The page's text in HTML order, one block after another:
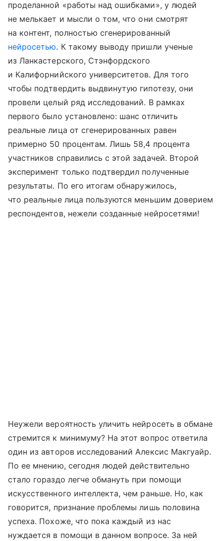
проделанной «работы над ошибками», у людей
не мелькает и мысли о том, что они смотрят
на контент, полностью сгенерированный
нейросетью. К такому выводу пришли ученые
из Ланкастерского, Стэнфордского
и Калифорнийского университетов. Для того
чтобы подтвердить выдвинутую гипотезу, они
провели целый ряд исследований. В рамках
первого было установлено: шанс отличить
реальные лица от сгенерированных равен
примерно 50 процентам. Лишь 58,4 процента
участников справились с этой задачей. Второй
эксперимент только подтвердил полученные
результаты. По его итогам обнаружилось,
что реальные лица пользуются меньшим доверием
респондентов, нежели созданные нейросетями!
Неужели вероятность уличить нейросеть в обмане
стремится к минимуму? На этот вопрос ответила
один из авторов исследований Алексис Макгуайр.
По ее мнению, сегодня людей действительно
стало гораздо легче обмануть при помощи
искусственного интеллекта, чем раньше. Но, как
говорится, признание проблемы лишь половина
успеха. Похоже, что пока каждый из нас
нуждается в помощи в данном вопросе. За ней